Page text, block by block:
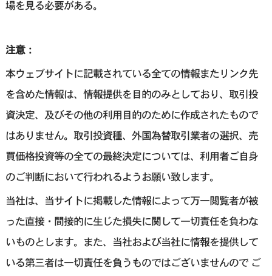
場を見る必要がある。
注意：
本ウェブサイトに記載されている全ての情報またリンク先
を含めた情報は、情報提供を目的のみとしており、取引投
資決定、及びその他の利用目的のために作成されたもので
はありません。取引投資種、外国為替取引業者の選択、売
買価格投資等の全ての最終決定については、利用者ご自身
のご判断において行われるようお願い致します。
当社は、当サイトに掲載した情報によって万一閲覧者が被
った直接・間接的に生じた損失に関して一切責任を負わな
いものとします。また、当社および当社に情報を提供して
いる第三者は一切責任を負うものではございませんので ご